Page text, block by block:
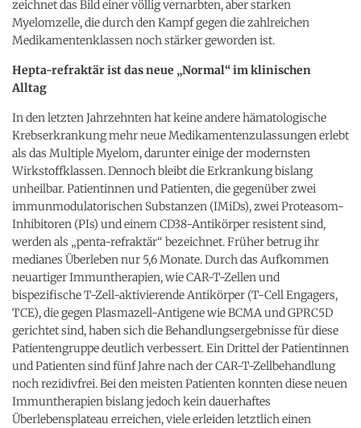
zeichnet das Bild einer völlig vernarbten, aber starken
Myelomzelle, die durch den Kampf gegen die zahlreichen
Medikamentenklassen noch stärker geworden ist.
Hepta-refraktär ist das neue „Normal“ im klinischen
Alltag
In den letzten Jahrzehnten hat keine andere hämatologische
Krebserkrankung mehr neue Medikamentenzulassungen erlebt
als das Multiple Myelom, darunter einige der modernsten
Wirkstoffklassen. Dennoch bleibt die Erkrankung bislang
unheilbar. Patientinnen und Patienten, die gegenüber zwei
immunmodulatorischen Substanzen (IMiDs), zwei Proteasom-
Inhibitoren (PIs) und einem CD38-Antikörper resistent sind,
werden als „penta-refraktär“ bezeichnet. Früher betrug ihr
medianes Überleben nur 5,6 Monate. Durch das Aufkommen
neuartiger Immuntherapien, wie CAR-T-Zellen und
bispezifische T-Zell-aktivierende Antikörper (T-Cell Engagers,
TCE), die gegen Plasmazell-Antigene wie BCMA und GPRC5D
gerichtet sind, haben sich die Behandlungsergebnisse für diese
Patientengruppe deutlich verbessert. Ein Drittel der Patientinnen
und Patienten sind fünf Jahre nach der CAR-T-Zellbehandlung
noch rezidivfrei. Bei den meisten Patienten konnten diese neuen
Immuntherapien bislang jedoch kein dauerhaftes
Überlebensplateau erreichen, viele erleiden letztlich einen